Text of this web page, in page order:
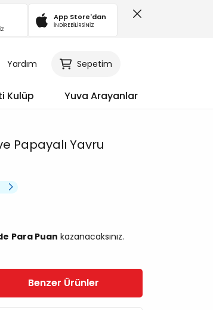
App Store'dan
İNDİREBİLİRSİNİZ
Yardım Sepetim
Kulüp Yuva Arayanlar
Papayalı Yavru
Para Puan kazanacaksınız.
Benzer Ürünler